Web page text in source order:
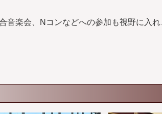
音楽会、Nコンなどへの参加も視野に入